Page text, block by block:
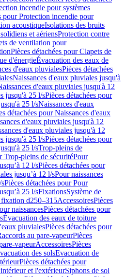
incendie pour systèmes
pour Protection incendie pour
acoustiqueIsolations des bruits
et aériensProtection contre
de ventilation pour
Pièces détachées pour Clapets de
d'énergieÉvacuation des eaux de
d'eaux pluvialesPièces détachées
Naissances d'eaux pluviales jusqu'à
d'eaux pluviales jusqu'à 12
jusqu'à 25 l/sPièces détachées pour
25 l/sNaissances d'eaux
détachées pour Naissances d'eaux
d'eaux pluviales jusqu'à 12
d'eaux pluviales jusqu'à 12
jusqu'à 25 l/sPièces détachées pour
25 l/sTrop-pleins de
Trop-pleins de sécuritéPour
12 l/sPièces détachées pour
jusqu’à 12 l/sPour naissances
Pièces détachées pour Pour
25 l/sFixationsSystème de
fixation d250–315AccessoiresPièces
naissancesPièces détachées pour
Évacuation des eaux de toiture
pluvialesPièces détachées pour
au pare-vapeurPièces
vapeurAccessoiresPièces
des solsEvacuation de
Pièces détachées pour
et l'extérieurSiphons de sol